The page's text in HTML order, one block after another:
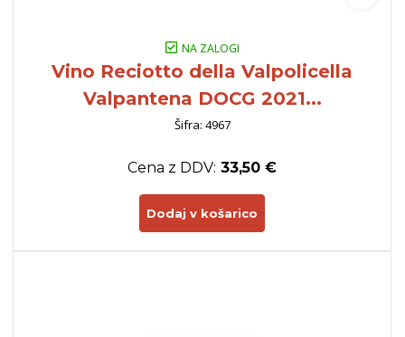
NA ZALOGI
Vino Reciotto della Valpolicella
Valpantena DOCG 2021...
Šifra: 4967
Cena z DDV: 33,50 €
Dodaj v košarico